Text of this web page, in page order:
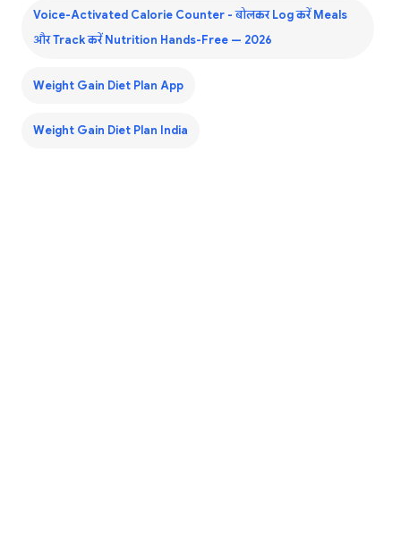
Voice-Activated Calorie Counter - बोलकर Log करें Meals
और Track करें Nutrition Hands-Free — 2026
Weight Gain Diet Plan App
Weight Gain Diet Plan India